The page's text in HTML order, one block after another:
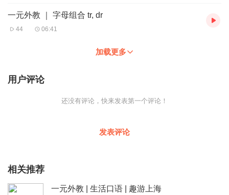
一元外教 ｜ 字母组合 tr, dr
44 06:41
加载更多
用户评论
还没有评论，快来发表第一个评论！
发表评论
相关推荐
一元外教 | 生活口语 | 趣游上海